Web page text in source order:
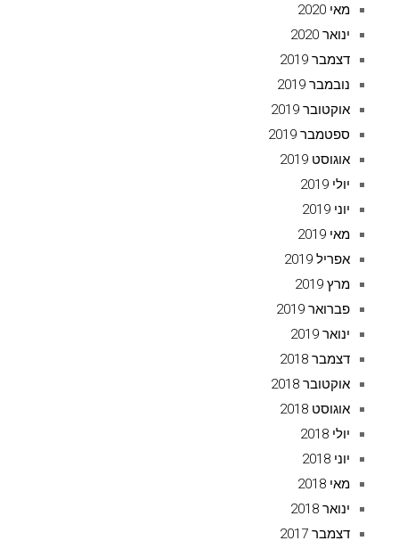
מאי 2020
ינואר 2020
דצמבר 2019
נובמבר 2019
אוקטובר 2019
ספטמבר 2019
אוגוסט 2019
יולי 2019
יוני 2019
מאי 2019
אפריל 2019
מרץ 2019
פברואר 2019
ינואר 2019
דצמבר 2018
אוקטובר 2018
אוגוסט 2018
יולי 2018
יוני 2018
מאי 2018
ינואר 2018
דצמבר 2017